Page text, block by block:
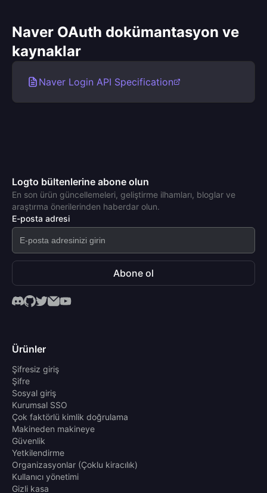
Naver OAuth dokümantasyon ve
kaynaklar
Naver Login API Specification
Logto bültenlerine abone olun
En son ürün güncellemeleri, geliştirme ilhamları, bloglar ve
araştırma önerilerinden haberdar olun.
E-posta adresi
Abone ol
Ürünler
Şifresiz giriş
Şifre
Sosyal giriş
Kurumsal SSO
Çok faktörlü kimlik doğrulama
Makineden makineye
Güvenlik
Yetkilendirme
Organizasyonlar (Çoklu kiracılık)
Kullanıcı yönetimi
Gizli kasa